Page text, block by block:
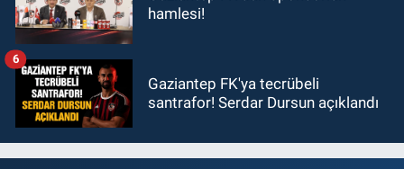
hamlesi!
Gaziantep FK'ya tecrübeli
santrafor! Serdar Dursun açıklandı
6